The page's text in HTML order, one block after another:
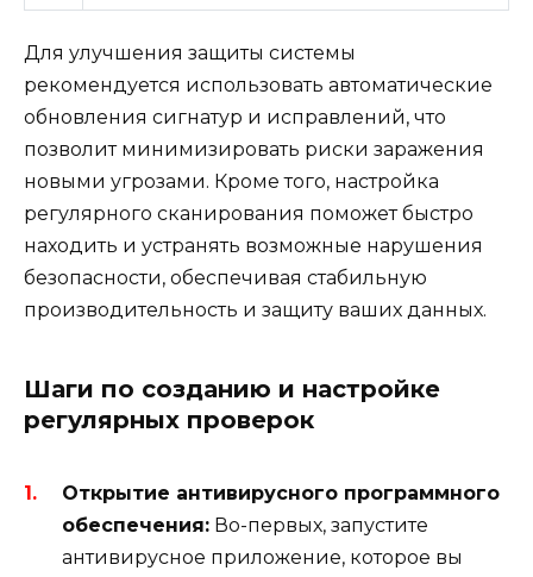
Для улучшения защиты системы
рекомендуется использовать автоматические
обновления сигнатур и исправлений, что
позволит минимизировать риски заражения
новыми угрозами. Кроме того, настройка
регулярного сканирования поможет быстро
находить и устранять возможные нарушения
безопасности, обеспечивая стабильную
производительность и защиту ваших данных.
Шаги по созданию и настройке
регулярных проверок
Открытие антивирусного программного
обеспечения: Во-первых, запустите
антивирусное приложение, которое вы